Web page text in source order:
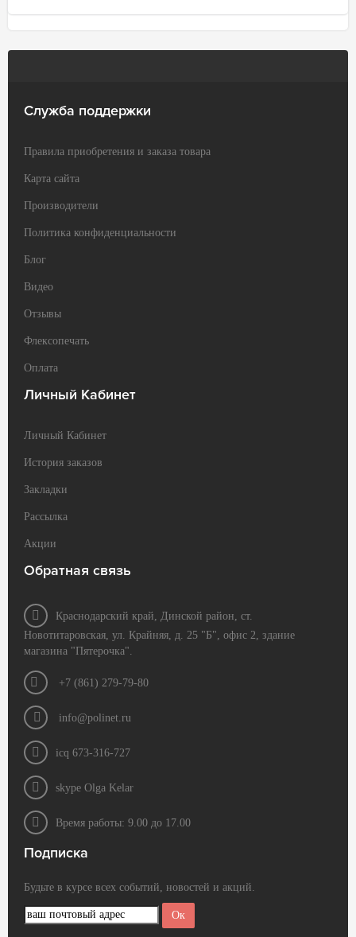
Служба поддержки
Правила приобретения и заказа товара
Карта сайта
Производители
Политика конфиденциальности
Блог
Видео
Отзывы
Флексопечать
Оплата
Личный Кабинет
Личный Кабинет
История заказов
Закладки
Рассылка
Акции
Обратная связь
Краснодарский край, Динской район, ст.
Новотитаровская, ул. Крайняя, д. 25 "Б", офис 2, здание
магазина "Пятерочка".
+7 (861) 279-79-80
info@polinet.ru
icq 673-316-727
skype Olga Kelar
Время работы: 9.00 до 17.00
Подписка
Будьте в курсе всех событий, новостей и акций.